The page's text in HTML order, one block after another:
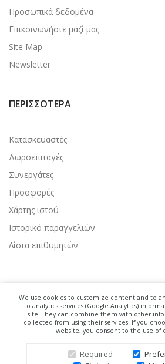
We use cookies to customize content and to
to analytics services (Google Analytics)
site. They can combine them with other
collected from using their services. If you
website, you consent to the use of
Required
Προσωπικά δεδομένα
Επικοινωνήστε μαζί μας
Site Map
Newsletter
ΠΕΡΙΣΣΌΤΕΡΑ
Κατασκευαστές
Δωροεπιταγές
Συνεργάτες
Προσφορές
Χάρτης ιστού
Ιστορικό παραγγελιών
Λίστα επιθυμητών
Copyright © 2022. All Right